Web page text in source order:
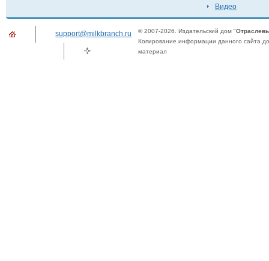
Видео
support@milkbranch.ru © 2007-2026. Издательский дом "
Копирование информации данного сайта
материал